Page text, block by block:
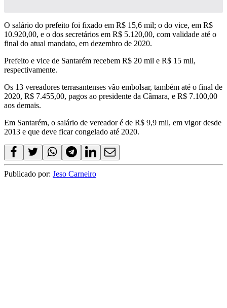
O salário do prefeito foi fixado em R$ 15,6 mil; o do vice, em R$
10.920,00, e o dos secretários em R$ 5.120,00, com validade até o
final do atual mandato, em dezembro de 2020.
Prefeito e vice de Santarém recebem R$ 20 mil e R$ 15 mil,
respectivamente.
Os 13 vereadores terrasantenses vão embolsar, também até o final de
2020, R$ 7.455,00, pagos ao presidente da Câmara, e R$ 7.100,00
aos demais.
Em Santarém, o salário de vereador é de R$ 9,9 mil, em vigor desde
2013 e que deve ficar congelado até 2020.
Publicado por: Jeso Carneiro